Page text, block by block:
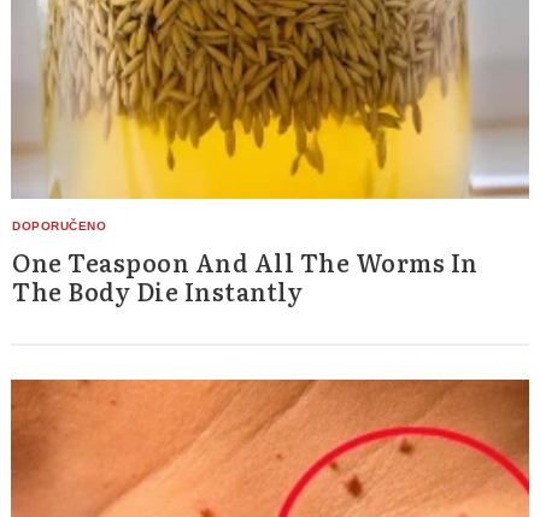
One Teaspoon And All The Worms In
The Body Die Instantly